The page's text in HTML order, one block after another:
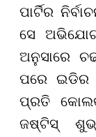
ପାର୍ଟିର
ସେ
ଅନୁସାରେ
ପରେ ଇଡିର
ପ୍ରତି
ଜଷ୍ଟିସ୍